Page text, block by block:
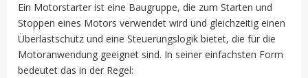
Ein Motorstarter ist eine Baugruppe, die zum Starten und
Stoppen eines Motors verwendet wird und gleichzeitig einen
Überlastschutz und eine Steuerungslogik bietet, die für die
Motoranwendung geeignet sind. In seiner einfachsten Form
bedeutet das in der Regel: